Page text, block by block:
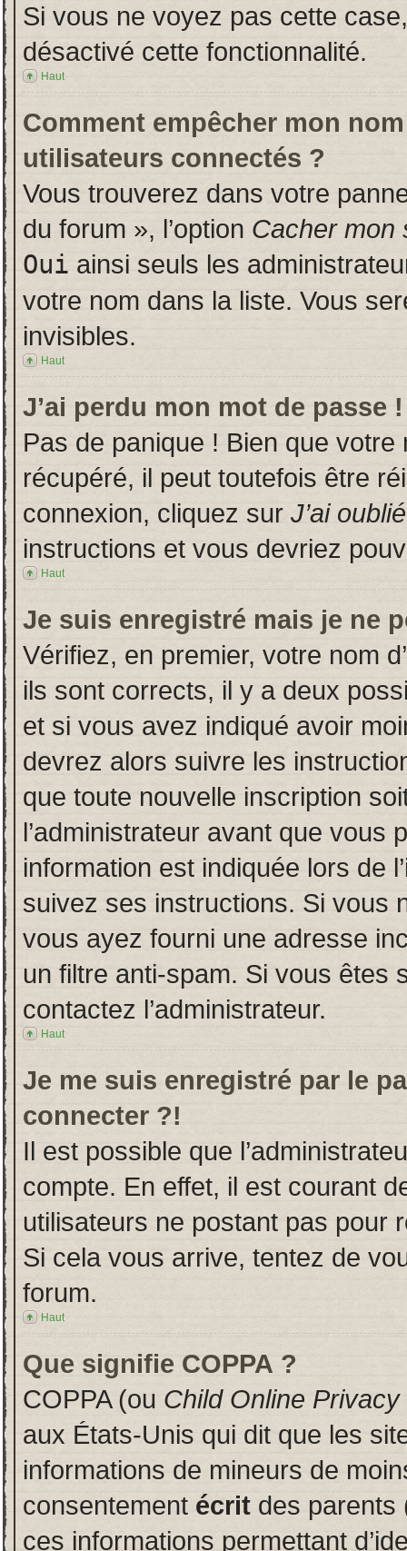
Si vous ne voyez pas cette
désactivé cette fonctionnalité.
Haut
Comment empêcher mon
utilisateurs connectés ?
Vous trouverez dans votre
du forum », l’option Cacher mon
Oui ainsi seuls les
votre nom dans la liste. Vous
invisibles.
Haut
J’ai perdu mon mot de passe !
Pas de panique ! Bien que
récupéré, il peut toutefois être
connexion, cliquez sur J’ai
instructions et vous devriez
Haut
Je suis enregistré mais je ne
Vérifiez, en premier, votre nom
ils sont corrects, il y a deux
et si vous avez indiqué avoir
devrez alors suivre les
que toute nouvelle inscription
l’administrateur avant que vous
information est indiquée lors de
suivez ses instructions. Si vous
vous ayez fourni une adresse
un filtre anti-spam. Si vous êtes
contactez l’administrateur.
Haut
Je me suis enregistré par le
connecter ?!
Il est possible que
compte. En effet, il est courant
utilisateurs ne postant pas pour
Si cela vous arrive, tentez de
forum.
Haut
Que signifie COPPA ?
COPPA (ou Child Online
aux États-Unis qui dit que les
informations de mineurs de
consentement écrit des parents
ces informations permettant